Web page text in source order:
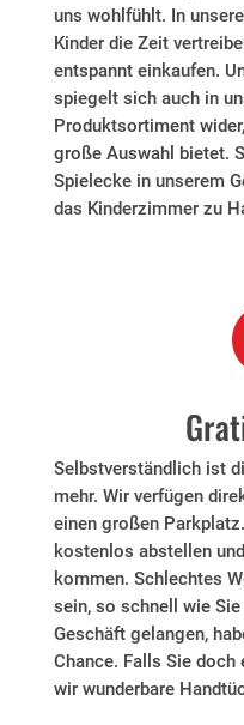
uns wohlfühlt. In
Kinder die Zeit
entspannt einkaufen.
spiegelt sich auch in
Produktsortiment
große Auswahl bietet.
Spielecke in unserem
das Kinderzimmer zu
Selbstverständlich ist
mehr. Wir verfügen
einen großen
kostenlos abstellen
kommen. Schlechtes
sein, so schnell wie
Geschäft gelangen,
Chance. Falls Sie doch
wir wunderbare